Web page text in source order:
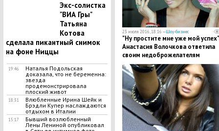
Экс-солистка
"ВИА Гры"
Татьяна
Котова
сделала пикантный снимок
на фоне Ниццы
19:46
Наталья Подольская
доказала, что не беременна:
звезда
продемонстрировала
плоский живот
18:31
Влюбленные Ирина Шейк и
Брэдли Купер наслаждаются
отдыхом в Италии
15:17
Бывший возлюбленный
Лены Лениной опубликовал
23 июля 2016, 18:16 —Шоу-бизнес
"Ну простите мне уже мой
Анастасия Волочкова ответила
своим недоброжелателям